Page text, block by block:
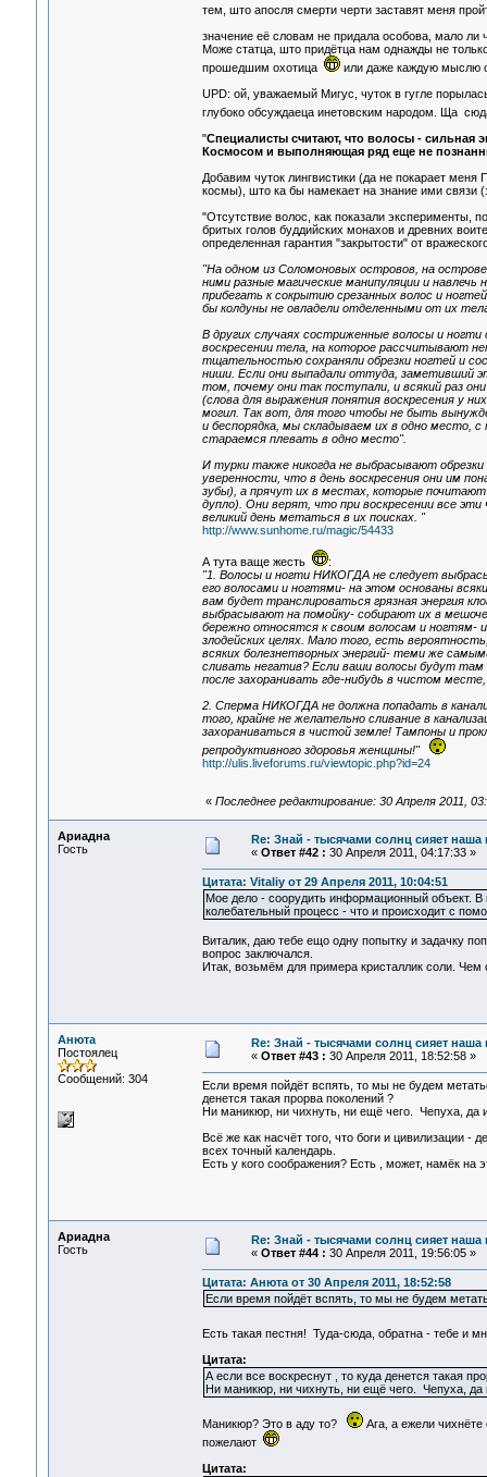
тем, што апосля смерти черти заставят меня
значение её словам не придала особова, мало
Може статца, што придётца нам однажды не
прошедшим охотица
или даже каждую мыслю
UPD: ой, уважаемый Мигус, чуток в гугле
глубоко обсуждаеца инетовским народом. Ща
"Специалисты считают, что волосы - сильная
Космосом и выполняющая ряд еще не
Добавим чуток лингвистики (да не покарает
космы), што ка бы намекает на знание ими связи
"Отсутствие волос, как показали эксперименты,
бритых голов буддийских монахов и древних
определенная гарантия "закрытости" от
"На одном из Соломоновых островов, на
ними разные магические манипуляции и
прибегать к сокрытию срезанных волос и
бы колдуны не овладели отделенными от их
В других случаях состриженные волосы и
воскресении тела, на которое рассчитывают
тщательностью сохраняли обрезки ногтей и
ниши. Если они выпадали оттуда, заметивший
том, почему они так поступали, и всякий раз
(слова для выражения понятия воскресения у
могил. Так вот, для того чтобы не быть
и беспорядка, мы складываем их в одно место,
стараемся плевать в одно место".
И турки также никогда не выбрасывают
уверенности, что в день воскресения они им
зубы), а прячут их в местах, которые
дупло). Они верят, что при воскресении все
великий день метаться в их поисках. "
http://www.sunhome.ru/magic/54433
А тута ваще жесть
:
"1. Волосы и ногти НИКОГДА не следует
его волосами и ногтями- на этом основаны
вам будет транслироваться грязная энергия
выбрасывают на помойку- собирают их в
бережно относятся к своим волосам и ногтям-
злодейских целях. Мало того, есть
всяких болезнетворных энергий- теми же
сливать негатив? Если ваши волосы будут
после захоранивать где-нибудь в чистом
2. Сперма НИКОГДА не должна попадать в
того, крайне не желательно сливание в
захораниваться в чистой земле! Тампоны и
репродуктивного здоровья женщины!"
http://ulis.liveforums.ru/viewtopic.php?id=24
« Последнее редактирование: 30 Апреля 2011,
Ариадна
Гость
Re: Знай - тысячами солнц сияет наша
« Ответ #42 : 30 Апреля 2011, 04:17:33 »
Цитата: Vitaliy от 29 Апреля 2011, 10:04:51
Мое дело - соорудить информационный объект. В
колебательный процесс - что и происходит с
Виталик, даю тебе ещо одну попытку и задачку
вопрос заключался.
Итак, возьмём для примера кристаллик соли.
Анюта
Постоялец
Сообщений: 304
Re: Знай - тысячами солнц сияет наша
« Ответ #43 : 30 Апреля 2011, 18:52:58 »
Если время пойдёт вспять, то мы не будем
денется такая прорва поколений ?
Ни маникюр, ни чихнуть, ни ещё чего. Чепуха, да
Всё же как насчёт того, что боги и цивилизации
всех точный календарь.
Есть у кого соображения? Есть , может, намёк на
Ариадна
Гость
Re: Знай - тысячами солнц сияет наша
« Ответ #44 : 30 Апреля 2011, 19:56:05 »
Цитата: Анюта от 30 Апреля 2011, 18:52:58
Если время пойдёт вспять, то мы не будем
Есть такая пестня! Туда-сюда, обратна - тебе и
Цитата:
А если все воскреснут , то куда денется такая
Ни маникюр, ни чихнуть, ни ещё чего. Чепуха, да
Маникюр? Это в аду то?
Ага, а ежели чихнёте
пожелают
Цитата: